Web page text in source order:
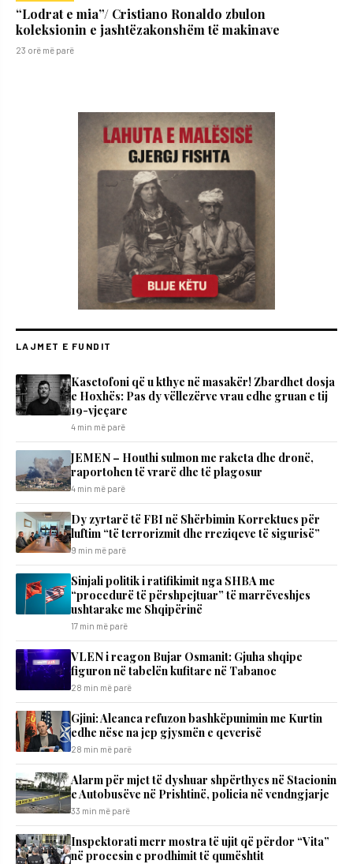
“Lodrat e mia”/ Cristiano Ronaldo zbulon
koleksionin e jashtëzakonshëm të makinave
23 orë më parë
LAJMET E FUNDIT
Kasetofoni që u kthye në masakër! Zbardhet dosja
e Hoxhës: Pas dy vëllezërve vrau edhe gruan e tij
19-vjeçare
4 min më parë
JEMEN – Houthi sulmon me raketa dhe dronë,
raportohen të vrarë dhe të plagosur
4 min më parë
Dy zyrtarë të FBI në Shërbimin Korrektues për
luftim “të terrorizmit dhe rreziqeve të sigurisë”
9 min më parë
Sinjali politik i ratifikimit nga SHBA me
“procedurë të përshpejtuar” të marrëveshjes
ushtarake me Shqipërinë
17 min më parë
VLEN i reagon Bujar Osmanit: Gjuha shqipe
figuron në tabelën kufitare në Tabanoc
28 min më parë
​Gjini: Aleanca refuzon bashkëpunimin me Kurtin
edhe nëse na jep gjysmën e qeverisë
28 min më parë
Alarm për mjet të dyshuar shpërthyes në Stacionin
e Autobusëve në Prishtinë, policia në vendngjarje
33 min më parë
Inspektorati merr mostra të ujit që përdor “Vita”
në procesin e prodhimit të qumështit